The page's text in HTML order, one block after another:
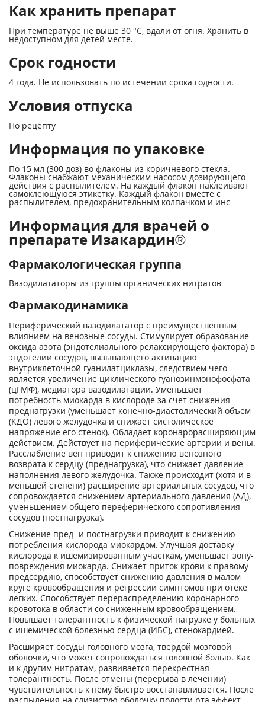
Как хранить препарат
При температуре не выше 30 °С, вдали от огня. Хранить в
недоступном для детей месте.
Срок годности
4 года. Не использовать по истечении срока годности.
Условия отпуска
По рецепту
Информация по упаковке
По 15 мл (300 доз) во флаконы из коричневого стекла.
Флаконы снабжают механическим насосом дозирующего
действия с распылителем. На каждый флакон наклеивают
самоклеющуюся этикетку. Каждый флакон вместе с
распылителем, предохранительным колпачком и инс
Информация для врачей о
препарате Изакардин®
Фармакологическая группа
Вазодилататоры из группы органических нитратов
Фармакодинамика
Периферический вазодилататор с преимущественным
влиянием на венозные сосуды. Стимулирует образование
оксида азота (эндотелиального релаксирующего фактора) в
эндотелии сосудов, вызывающего активацию
внутриклеточной гуанилатциклазы, следствием чего
является увеличение циклического гуанозинмонофосфата
(цГМФ), медиатора вазодилатации. Уменьшает
потребность миокарда в кислороде за счет снижения
преднагрузки (уменьшает конечно-диастолический объем
(КДО) левого желудочка и снижает систолическое
напряжение его стенок). Обладает коронарорасширяющим
действием. Действует на периферические артерии и вены.
Расслабление вен приводит к снижению венозного
возврата к сердцу (преднагрузка), что снижает давление
наполнения левого желудочка. Также происходит (хотя и в
меньшей степени) расширение артериальных сосудов, что
сопровождается снижением артериального давления (АД),
уменьшением общего переферического сопротивления
сосудов (постнагрузка).
Снижение пред- и постнагрузки приводит к снижению
потребления кислорода миокардом. Улучшая доставку
кислорода к ишемизированным участкам, уменьшает зону-
повреждения миокарда. Снижает приток крови к правому
предсердию, способствует снижению давления в малом
круге кровообращения и регрессии симптомов при отеке
легких. Способствует перераспределению коронарного
кровотока в области со сниженным кровообращением.
Повышает толерантность к физической нагрузке у больных
с ишемической болезнью сердца (ИБС), стенокардией.
Расширяет сосуды головного мозга, твердой мозговой
оболочки, что может сопровождаться головной болью. Как
и к другим нитратам, развивается перекрестная
толерантность. После отмены (перерыва в лечении)
чувствительность к нему быстро восстанавливается. После